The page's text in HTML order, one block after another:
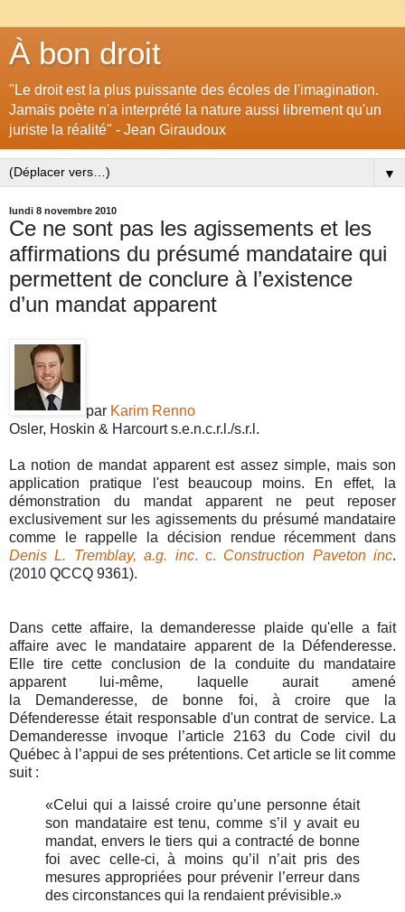
À bon droit
"Le droit est la plus puissante des écoles de l'imagination.
Jamais poète n'a interprété la nature aussi librement qu'un
juriste la réalité" - Jean Giraudoux
▼
lundi 8 novembre 2010
Ce ne sont pas les agissements et les
affirmations du présumé mandataire qui
permettent de conclure à l’existence
d’un mandat apparent
par Karim Renno
Osler, Hoskin & Harcourt s.e.n.c.r.l./s.r.l.
La notion de mandat apparent est assez simple, mais son
application pratique l'est beaucoup moins. En effet, la
démonstration du mandat apparent ne peut reposer
exclusivement sur les agissements du présumé mandataire
comme le rappelle la décision rendue récemment dans
Denis L. Tremblay, a.g. inc. c. Construction Paveton inc.
(2010 QCCQ 9361).
Dans cette affaire, la demanderesse plaide qu'elle a fait
affaire avec le mandataire apparent de la Défenderesse.
Elle tire cette conclusion de la conduite du mandataire
apparent lui-même, laquelle aurait amené
la Demanderesse, de bonne foi, à croire que la
Défenderesse était responsable d'un contrat de service. La
Demanderesse invoque l’article 2163 du Code civil du
Québec à l’appui de ses prétentions. Cet article se lit comme
suit :
«Celui qui a laissé croire qu’une personne était
son mandataire est tenu, comme s’il y avait eu
mandat, envers le tiers qui a contracté de bonne
foi avec celle-ci, à moins qu’il n’ait pris des
mesures appropriées pour prévenir l’erreur dans
des circonstances qui la rendaient prévisible.»